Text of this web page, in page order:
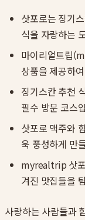
삿포로는 징기
식을 자랑하는
마이리얼트립
상품을 제공하
징기스칸 추천
필수 방문 코스
삿포로 맥주와
욱 풍성하게 만
myrealtrip 삿포
겨진 맛집들을
사랑하는 사람들과